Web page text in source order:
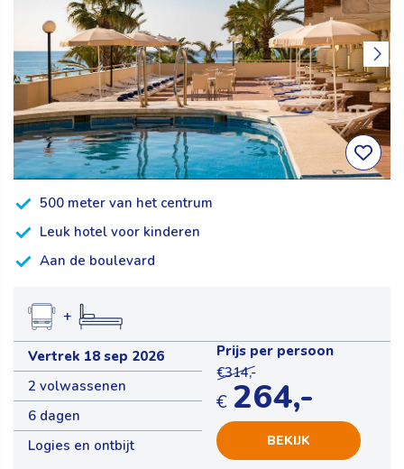
500 meter van het centrum
Leuk hotel voor kinderen
Aan de boulevard
+
Vertrek 18 sep 2026
2 volwassenen
6 dagen
Logies en ontbijt
Prijs per persoon
€314,-
€ 264,-
BEKIJK